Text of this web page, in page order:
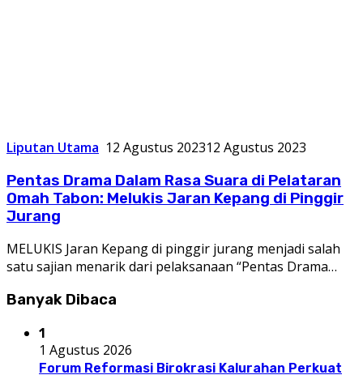
Liputan Utama 12 Agustus 202312 Agustus 2023
Pentas Drama Dalam Rasa Suara di Pelataran
Omah Tabon: Melukis Jaran Kepang di Pinggir
Jurang
MELUKIS Jaran Kepang di pinggir jurang menjadi salah
satu sajian menarik dari pelaksanaan “Pentas Drama…
Banyak Dibaca
1
1 Agustus 2026
Forum Reformasi Birokrasi Kalurahan Perkuat